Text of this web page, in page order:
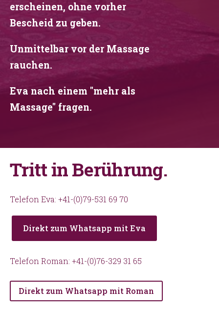
erscheinen, ohne vorher
Bescheid zu geben.
Unmittelbar vor der Massage
rauchen.
Eva nach einem "mehr als
Massage" fragen.
Tritt in Berührung.
Telefon Eva: +41-(0)79-531 69 70
Direkt zum Whatsapp mit Eva
Telefon Roman: +41-(0)76-329 31 65
Direkt zum Whatsapp mit Roman